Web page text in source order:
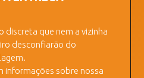
discreta que nem a vizinha
desconfiarão do
informações sobre nossa